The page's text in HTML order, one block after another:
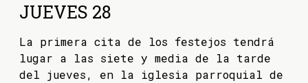
JUEVES 28
La primera cita de los festejos tendrá
lugar a las siete y media de la tarde
del jueves, en la iglesia parroquial de